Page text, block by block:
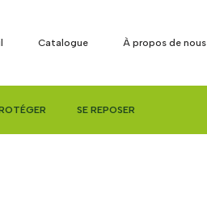
Catalogue À propos de nous
SE REPOSER